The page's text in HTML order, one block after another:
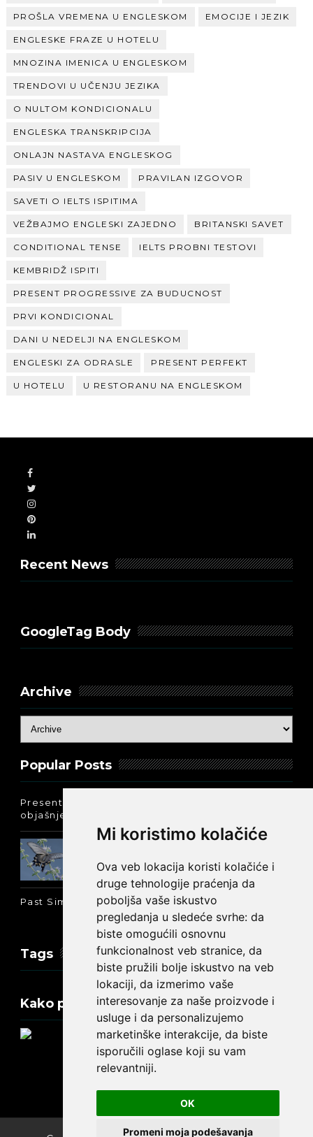
Mi koristimo kolačiće
Ova veb lokacija koristi kolačiće i
druge tehnologije praćenja da
poboljša vaše iskustvo
pregledanja u sledeće svrhe: da
biste omogućili osnovnu
funkcionalnost veb stranice, da
biste pružili bolje iskustvo na veb
lokaciji, da izmerimo vaše
interesovanje za naše proizvode i
usluge i da personalizujemo
marketinške interakcije, da biste
isporučili oglase koji su vam
relevantniji.
OK
Promeni moja podešavanja
PROŠLA VREMENA U ENGLESKOM EMOCIJE I JEZIK
ENGLESKE FRAZE U HOTELU
MNOZINA IMENICA U ENGLESKOM
TRENDOVI U UČENJU JEZIKA
O NULTOM KONDICIONALU
ENGLESKA TRANSKRIPCIJA
ONLAJN NASTAVA ENGLESKOG
PASIV U ENGLESKOM PRAVILAN IZGOVOR
SAVETI O IELTS ISPITIMA
VEŽBAJMO ENGLESKI ZAJEDNO BRITANSKI SAVET
CONDITIONAL TENSE IELTS PROBNI TESTOVI
KEMBRIDŽ ISPITI
PRESENT PROGRESSIVE ZA BUDUCNOST
PRVI KONDICIONAL
DANI U NEDELJI NA ENGLESKOM
ENGLESKI ZA ODRASLE PRESENT PERFEKT
U HOTELU U RESTORANU NA ENGLESKOM
Recent News
GoogleTag Body
Archive
Popular Posts
Present Perfect Simple - najjednostavnije
objašnjenje :-)
Past Simple i Past Continuous - razlika
Tags
Kako promeniti tekst na engleskom?
Update cookies preferences